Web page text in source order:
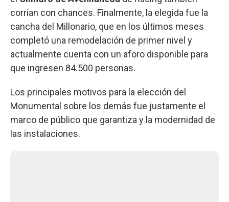
corrían con chances. Finalmente, la elegida fue la
cancha del Millonario, que en los últimos meses
completó una remodelación de primer nivel y
actualmente cuenta con un aforo disponible para
que ingresen 84.500 personas.
Los principales motivos para la elección del
Monumental sobre los demás fue justamente el
marco de público que garantiza y la modernidad de
las instalaciones.